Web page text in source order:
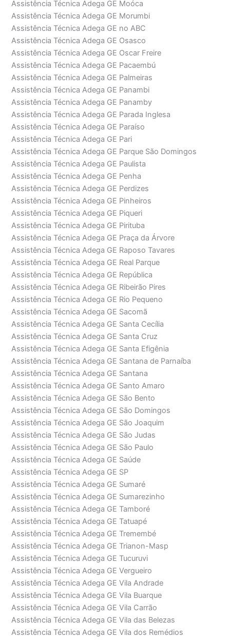
Assistência Técnica Adega GE Moóca
Assistência Técnica Adega GE Morumbi
Assistência Técnica Adega GE no ABC
Assistência Técnica Adega GE Osasco
Assistência Técnica Adega GE Oscar Freire
Assistência Técnica Adega GE Pacaembú
Assistência Técnica Adega GE Palmeiras
Assistência Técnica Adega GE Panambi
Assistência Técnica Adega GE Panamby
Assistência Técnica Adega GE Parada Inglesa
Assistência Técnica Adega GE Paraíso
Assistência Técnica Adega GE Pari
Assistência Técnica Adega GE Parque São Domingos
Assistência Técnica Adega GE Paulista
Assistência Técnica Adega GE Penha
Assistência Técnica Adega GE Perdizes
Assistência Técnica Adega GE Pinheiros
Assistência Técnica Adega GE Piqueri
Assistência Técnica Adega GE Pirituba
Assistência Técnica Adega GE Praça da Árvore
Assistência Técnica Adega GE Raposo Tavares
Assistência Técnica Adega GE Real Parque
Assistência Técnica Adega GE República
Assistência Técnica Adega GE Ribeirão Pires
Assistência Técnica Adega GE Rio Pequeno
Assistência Técnica Adega GE Sacomã
Assistência Técnica Adega GE Santa Cecília
Assistência Técnica Adega GE Santa Cruz
Assistência Técnica Adega GE Santa Efigênia
Assistência Técnica Adega GE Santana de Parnaíba
Assistência Técnica Adega GE Santana
Assistência Técnica Adega GE Santo Amaro
Assistência Técnica Adega GE São Bento
Assistência Técnica Adega GE São Domingos
Assistência Técnica Adega GE São Joaquim
Assistência Técnica Adega GE São Judas
Assistência Técnica Adega GE São Paulo
Assistência Técnica Adega GE Saúde
Assistência Técnica Adega GE SP
Assistência Técnica Adega GE Sumaré
Assistência Técnica Adega GE Sumarezinho
Assistência Técnica Adega GE Tamboré
Assistência Técnica Adega GE Tatuapé
Assistência Técnica Adega GE Tremembé
Assistência Técnica Adega GE Trianon-Masp
Assistência Técnica Adega GE Tucuruvi
Assistência Técnica Adega GE Vergueiro
Assistência Técnica Adega GE Vila Andrade
Assistência Técnica Adega GE Vila Buarque
Assistência Técnica Adega GE Vila Carrão
Assistência Técnica Adega GE Vila das Belezas
Assistência Técnica Adega GE Vila dos Remédios